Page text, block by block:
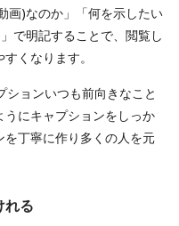
画)なのか」「何を示したい
で明記することで、閲覧し
くなります。
ションいつも前向きなこと
にキャプションをしっか
を丁寧に作り多くの人を元
れる